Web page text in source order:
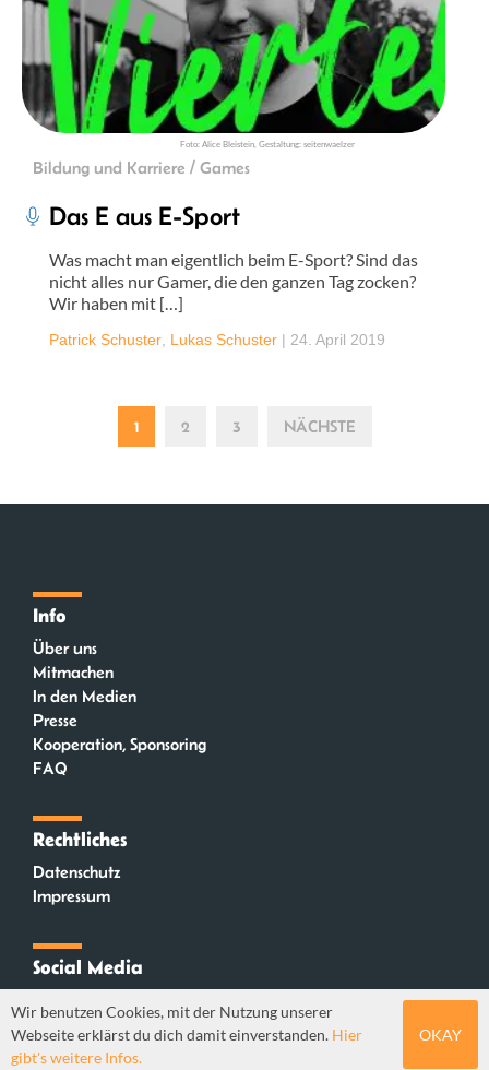
Foto: Alice Bleistein, Gestaltung: seitenwaelzer
Bildung und Karriere / Games
Das E aus E-Sport
Was macht man eigentlich beim E-Sport? Sind das
nicht alles nur Gamer, die den ganzen Tag zocken?
Wir haben mit […]
Patrick Schuster Lukas Schuster | 24. April 2019
1 2 3 NÄCHSTE
Info
Über uns
Mitmachen
In den Medien
Presse
Kooperation, Sponsoring
FAQ
Rechtliches
Datenschutz
Impressum
Social Media
Mastodon
Wir benutzen Cookies, mit der Nutzung unserer
Webseite erklärst du dich damit einverstanden. Hier
gibt's weitere Infos.
OKAY